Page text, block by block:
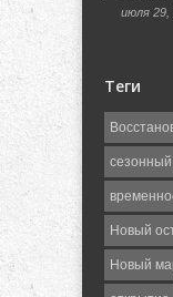
июля 29,
Теги
Новый
Новый